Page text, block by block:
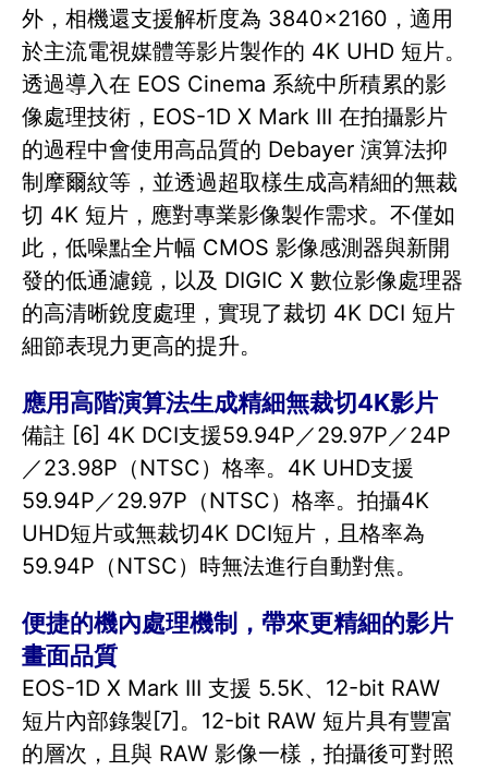
外，相機還支援解析度為 3840×2160，適用
於主流電視媒體等影片製作的 4K UHD 短片。
透過導入在 EOS Cinema 系統中所積累的影
像處理技術，EOS-1D X Mark III 在拍攝影片
的過程中會使用高品質的 Debayer 演算法抑
制摩爾紋等，並透過超取樣生成高精細的無裁
切 4K 短片，應對專業影像製作需求。不僅如
此，低噪點全片幅 CMOS 影像感測器與新開
發的低通濾鏡，以及 DIGIC X 數位影像處理器
的高清晰銳度處理，實現了裁切 4K DCI 短片
細節表現力更高的提升。
應用高階演算法生成精細無裁切4K影片
備註 [6] 4K DCI支援59.94P／29.97P／24P
／23.98P（NTSC）格率。4K UHD支援
59.94P／29.97P（NTSC）格率。拍攝4K
UHD短片或無裁切4K DCI短片，且格率為
59.94P（NTSC）時無法進行自動對焦。
便捷的機內處理機制，帶來更精細的影片
畫面品質
EOS-1D X Mark III 支援 5.5K、12-bit RAW
短片內部錄製[7]。12-bit RAW 短片具有豐富
的層次，且與 RAW 影像一樣，拍攝後可對照